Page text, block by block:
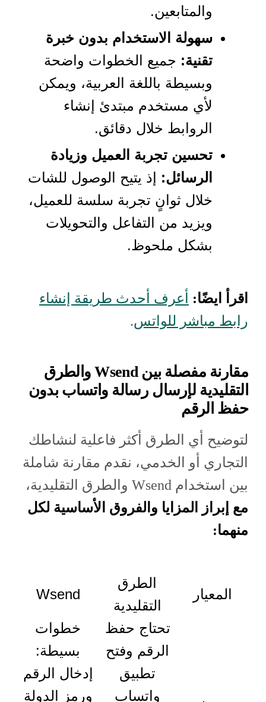
والمتابعين.
سهولة الاستخدام بدون خبرة
تقنية: جميع الخطوات واضحة
وبسيطة باللغة العربية، ويمكن
لأي مستخدم مبتدئ إنشاء
الروابط خلال دقائق.
تحسين تجربة العميل وزيادة
الرسائل: إذ يتيح الوصول للشات
خلال ثوانٍ تجربة سلسة للعميل،
ويزيد من التفاعل والتحويلات
بشكل ملحوظ.
اقرأ ايضًا:
أعرف أحدث طريقة إنشاء
رابط مباشر للواتس.
مقارنة مفصلة بين Wsend والطرق
التقليدية لإرسال رسالة واتساب بدون
حفظ الرقم
لتوضيح أي الطرق أكثر فاعلية لنشاطك
التجاري أو الخدمي، نقدم مقارنة شاملة
بين استخدام Wsend والطرق التقليدية،
مع إبراز المزايا والفروق الأساسية لكل
منهما:
المعيار
الطرق
التقليدية
Wsend
تحتاج حفظ
الرقم وفتح
تطبيق
واتساب
خطوات
بسيطة:
إدخال الرقم
ورمز الدولة